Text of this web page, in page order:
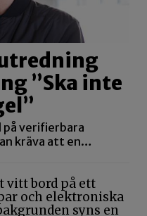
”Ska inte
på verifierbara
kräva att en…